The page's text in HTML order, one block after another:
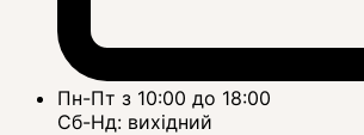
Пн-Пт з 10:00 до 18:00
Сб-Нд: вихідний